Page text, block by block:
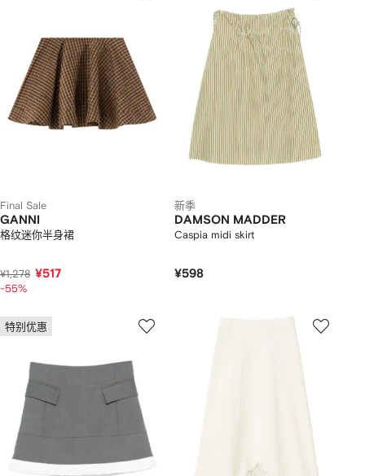
Final Sale
GANNI
格纹迷你半身裙
¥1,278 ¥517
-55%
新季
DAMSON MADDER
Caspia midi skirt
¥598
特别优惠